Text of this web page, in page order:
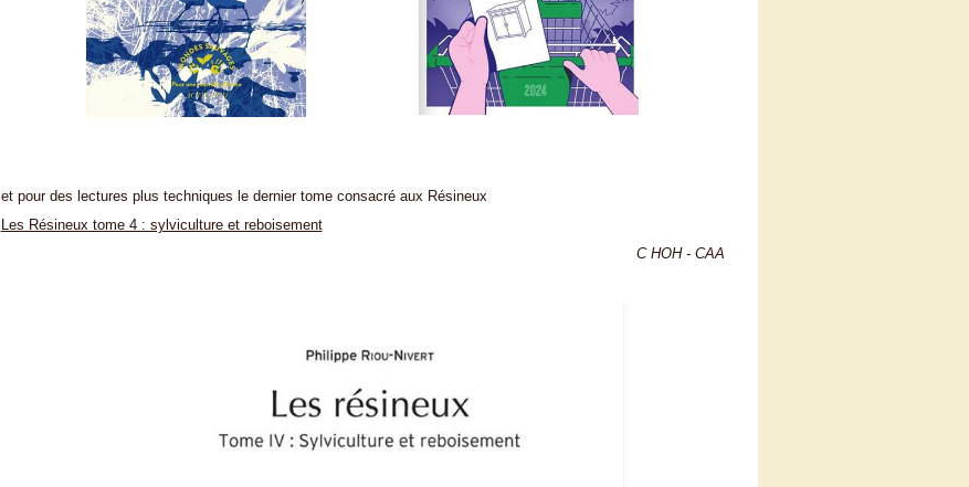
et pour des lectures plus techniques le dernier tome consacré aux Résineux
Les Résineux tome 4 : sylviculture et reboisement
C HOH - CAA